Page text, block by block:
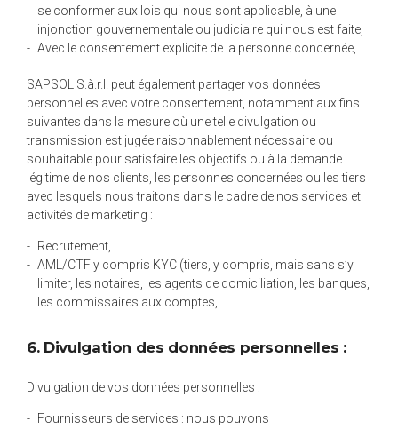
se conformer aux lois qui nous sont applicable, à une
injonction gouvernementale ou judiciaire qui nous est faite,
Avec le consentement explicite de la personne concernée,
SAPSOL S.à.r.l. peut également partager vos données
personnelles avec votre consentement, notamment aux fins
suivantes dans la mesure où une telle divulgation ou
transmission est jugée raisonnablement nécessaire ou
souhaitable pour satisfaire les objectifs ou à la demande
légitime de nos clients, les personnes concernées ou les tiers
avec lesquels nous traitons dans le cadre de nos services et
activités de marketing :
Recrutement,
AML/CTF y compris KYC (tiers, y compris, mais sans s’y
limiter, les notaires, les agents de domiciliation, les banques,
les commissaires aux comptes,…
6. Divulgation des données personnelles :
Divulgation de vos données personnelles :
Fournisseurs de services : nous pouvons